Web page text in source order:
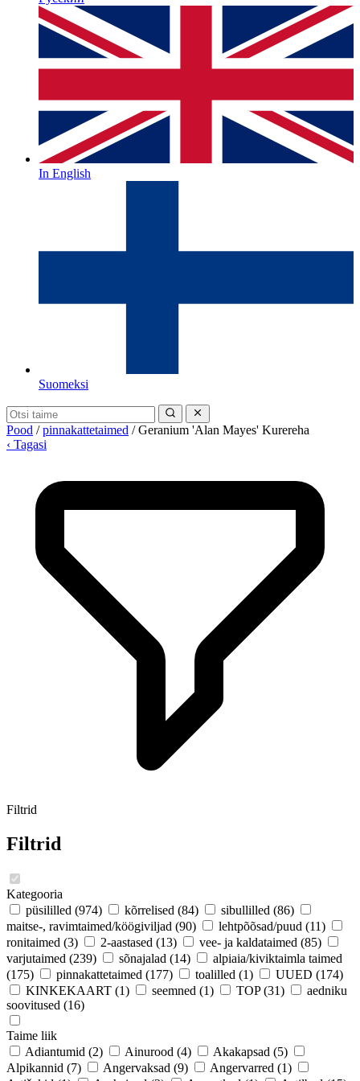
In English
Suomeksi
Pood / pinnakattetaimed / Geranium 'Alan Mayes' Kurereha
‹ Tagasi
Filtrid
Filtrid
Kategooria
püsililled (974) kõrrelised (84) sibullilled (86)
maitse-, ravimtaimed/köögiviljad (90) lehtpõõsad/puud (11)
ronitaimed (3) 2-aastased (13) vee- ja kaldataimed (85)
varjutaimed (239) sõnajalad (14)
alpiaia/kiviktaimla taimed
(175)
pinnakattetaimed (177) toalilled (1) UUED (174)
KINKEKAART (1) seemned (1) TOP (31)
aedniku
soovitused (16)
Taime liik
Adiantumid (2) Ainurood (4) Akakapsad (5)
Alpikannid (7) Angervaksad (9) Angervarred (1)